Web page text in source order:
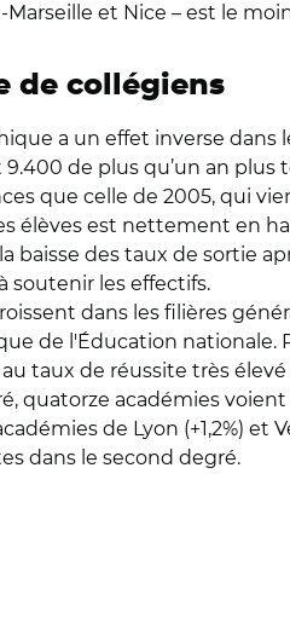
Marseille et Nice – est le
de collégiens
a un effet inverse dans
9.400 de plus qu’un an
que celle de 2005, qui
élèves est nettement en
la baisse des taux de sortie
soutenir les effectifs.
dans les filières
de l'Éducation
taux de réussite très élevé
quatorze académies
de Lyon (+1,2%) et
dans le second degré.